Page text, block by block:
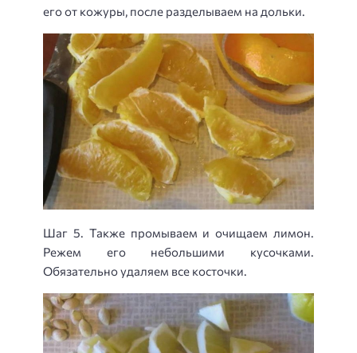
его от кожуры, после разделываем на дольки.
Шаг 5. Также промываем и очищаем лимон.
Режем его небольшими кусочками.
Обязательно удаляем все косточки.